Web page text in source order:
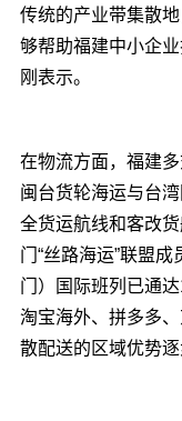
传统的产业带集散
够帮助福建中小企
刚表示。
在物流方面，福建
闽台货轮海运与台
全货运航线和客改
门“丝路海运”联盟
门）国际班列已通
淘宝海外、拼多多
散配送的区域优势逐